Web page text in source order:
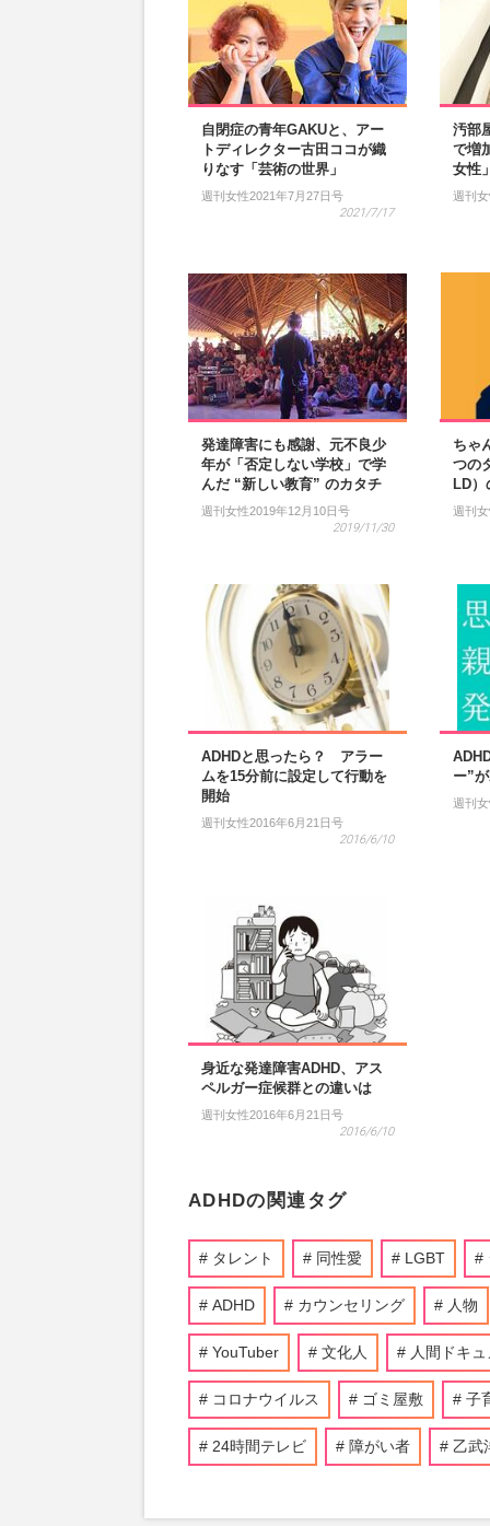
自閉症の青年GAKUと、アー
トディレクター古田ココが織
りなす「芸術の世界」
週刊女性2021年7月27日号
2021/7/17
汚部
で増
女性
週刊
発達障害にも感謝、元不良少
年が「否定しない学校」で学
んだ “新しい教育” のカタチ
週刊女性2019年12月10日号
2019/11/30
ちゃ
つの
LD）
週刊
ADHDと思ったら？ アラー
ムを15分前に設定して行動を
開始
週刊女性2016年6月21日号
2016/6/10
ー”
週刊
身近な発達障害ADHD、アス
ペルガー症候群との違いは
週刊女性2016年6月21日号
2016/6/10
ADHDの関連タグ
タレント 同性愛 LGBT
ADHD カウンセリング 人物
YouTuber 文化人 人間ドキ
コロナウイルス ゴミ屋敷 子
24時間テレビ 障がい者 乙武